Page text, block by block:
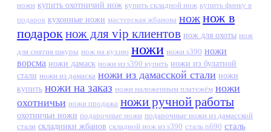
ножи купить охотничий нож купить складной нож купить финку в
подарок кухонные ножи мастерская жбанова ножнож в
подарокнож для vip клиентов нож для охоты нож
для снятия шкуры нож на кухню ножи ножи s390 ножи
ворсма ножи дамаск ножи из s390 купить ножи из булатной
стали ножи из дамаска ножи из дамасской стали ножи
купить ножи на заказ ножи наложенным платежём ножи
охотничьи ножи продажа ножи ручной работы
охотничьи ножи подарочные ножи подарочные ножи из дамасской
стали складники жбанов складной нож из s390 сталь n690 сталь